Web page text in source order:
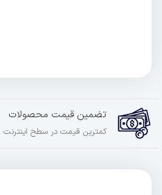
تضمین قیمت محصولات
کمترین قیمت در سطح اینترنت